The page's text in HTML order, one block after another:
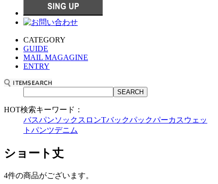
CATEGORY
GUIDE
MAIL MAGAGINE
ENTRY
HOT検索キーワード：
バスパンソックス ロンTバックパックパーカ スウェッ
トパンツデニム
ショート丈
4件の商品がございます。